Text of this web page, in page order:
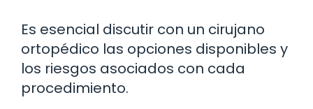
Es esencial discutir con un cirujano
ortopédico las opciones disponibles y
los riesgos asociados con cada
procedimiento.